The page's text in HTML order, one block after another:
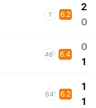
1' 6.2
2
0
46' 6.4
0
1
64' 6.2
1
1